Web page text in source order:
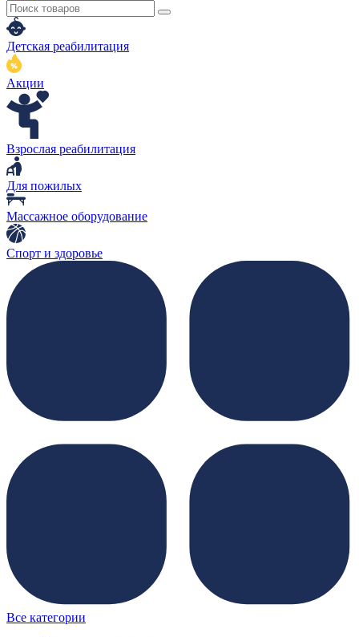
Детская реабилитация
Акции
Взрослая реабилитация
Для пожилых
Массажное оборудование
Спорт и здоровье
Все категории